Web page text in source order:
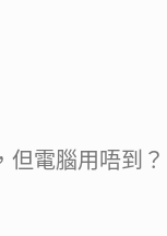
但電腦用唔到？